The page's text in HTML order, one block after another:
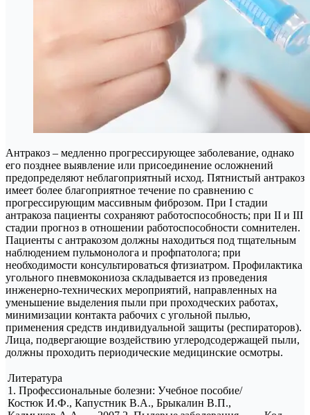
Антракоз – медленно прогрессирующее заболевание, однако
его позднее выявление или присоединение осложнений
предопределяют неблагоприятный исход. Пятнистый антракоз
имеет более благоприятное течение по сравнению с
прогрессирующим массивным фиброзом. При I стадии
антракоза пациенты сохраняют работоспособность; при II и III
стадии прогноз в отношении работоспособности сомнителен.
Пациенты с антракозом должны находиться под тщательным
наблюдением пульмонолога и профпатолога; при
необходимости консультироваться фтизиатром. Профилактика
угольного пневмокониоза складывается из проведения
инженерно-технических мероприятий, направленных на
уменьшение выделения пыли при проходческих работах,
минимизации контакта рабочих с угольной пылью,
применения средств индивидуальной защиты (респираторов).
Лица, подвергающие воздействию углеродсодержащей пыли,
должны проходить периодические медицинские осмотры.
Литература
1. Профессиональные болезни: Учебное пособие/
Костюк И.Ф., Капустник В.А., Брыкалин В.П.,